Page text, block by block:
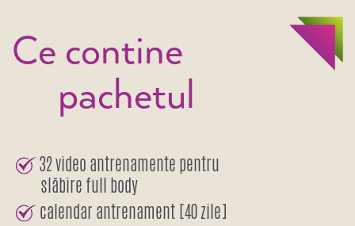
Ce contine
pachetul
32 video antrenamente pentru
slăbire full body
calendar antrenament [40 zile]